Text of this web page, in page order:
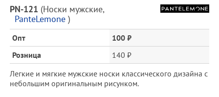
Описание
товара
и
цена
PN-121 (Носки мужские,
PanteLemone )
Опт
100 ₽
Розница
140 ₽
Легкие и мягкие мужские носки классического дизайна с
небольшим оригинальным рисунком.